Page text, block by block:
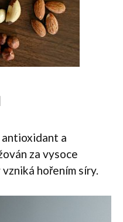
a
za vysoce
hořením síry.